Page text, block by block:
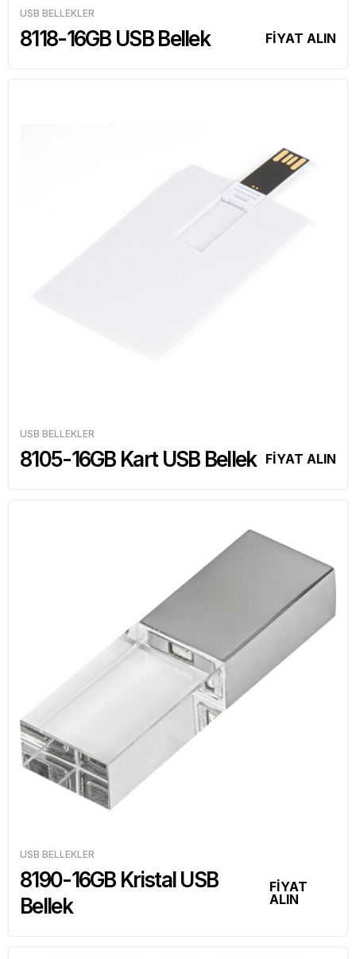
USB BELLEKLER
8118-16GB USB Bellek FİYAT ALIN
USB BELLEKLER
8105-16GB Kart USB Bellek FİYAT ALIN
USB BELLEKLER
8190-16GB Kristal USB
Bellek
FİYAT
ALIN